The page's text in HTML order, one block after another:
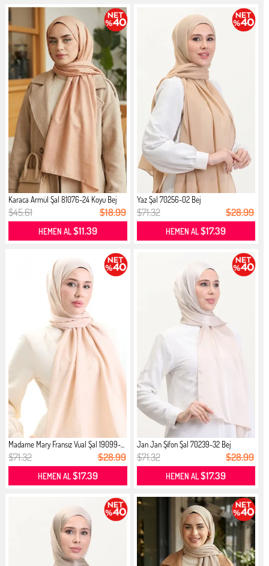
Karaca Armül Şal 81076-24 Koyu Bej
$45.61 $18.99
HEMEN AL$11.39
Yaz Şal 70256-02 Bej
$71.32 $28.99
HEMEN AL$17.39
Madame Mary Fransız Vual Şal 19099-...
$71.32 $28.99
HEMEN AL$17.39
Jan Jan Şifon Şal 70239-32 Bej
$71.32 $28.99
HEMEN AL$17.39